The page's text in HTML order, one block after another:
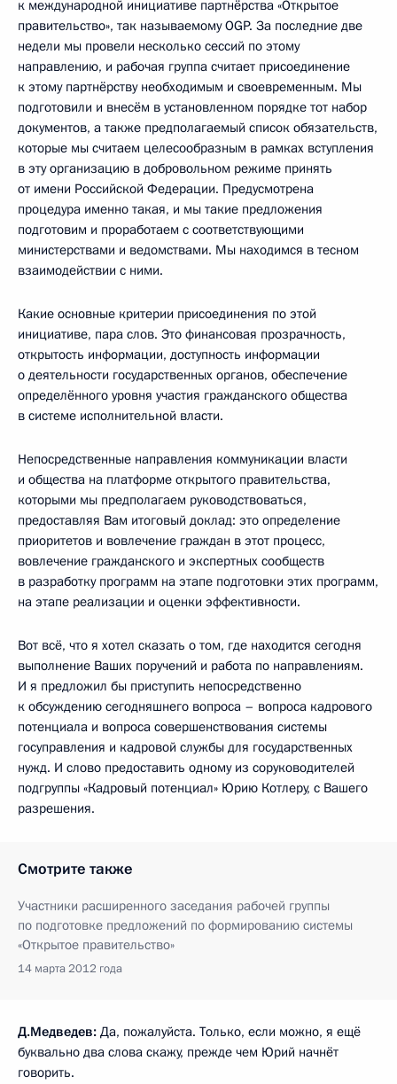
к международной инициативе партнёрства «Открытое
правительство», так называемому OGP. За последние две
недели мы провели несколько сессий по этому
направлению, и рабочая группа считает присоединение
к этому партнёрству необходимым и своевременным. Мы
подготовили и внесём в установленном порядке тот набор
документов, а также предполагаемый список обязательств,
которые мы считаем целесообразным в рамках вступления
в эту организацию в добровольном режиме принять
от имени Российской Федерации. Предусмотрена
процедура именно такая, и мы такие предложения
подготовим и проработаем с соответствующими
министерствами и ведомствами. Мы находимся в тесном
взаимодействии с ними.
Какие основные критерии присоединения по этой
инициативе, пара слов. Это финансовая прозрачность,
открытость информации, доступность информации
о деятельности государственных органов, обеспечение
определённого уровня участия гражданского общества
в системе исполнительной власти.
Непосредственные направления коммуникации власти
и общества на платформе открытого правительства,
которыми мы предполагаем руководствоваться,
предоставляя Вам итоговый доклад: это определение
приоритетов и вовлечение граждан в этот процесс,
вовлечение гражданского и экспертных сообществ
в разработку программ на этапе подготовки этих программ,
на этапе реализации и оценки эффективности.
Вот всё, что я хотел сказать о том, где находится сегодня
выполнение Ваших поручений и работа по направлениям.
И я предложил бы приступить непосредственно
к обсуждению сегодняшнего вопроса – вопроса кадрового
потенциала и вопроса совершенствования системы
госуправления и кадровой службы для государственных
нужд. И слово предоставить одному из соруководителей
подгруппы «Кадровый потенциал» Юрию Котлеру, с Вашего
разрешения.
Смотрите также
Участники расширенного заседания рабочей группы
по подготовке предложений по формированию системы
«Открытое правительство»
14 марта 2012 года
Д.Медведев: Да, пожалуйста. Только, если можно, я ещё
буквально два слова скажу, прежде чем Юрий начнёт
говорить.